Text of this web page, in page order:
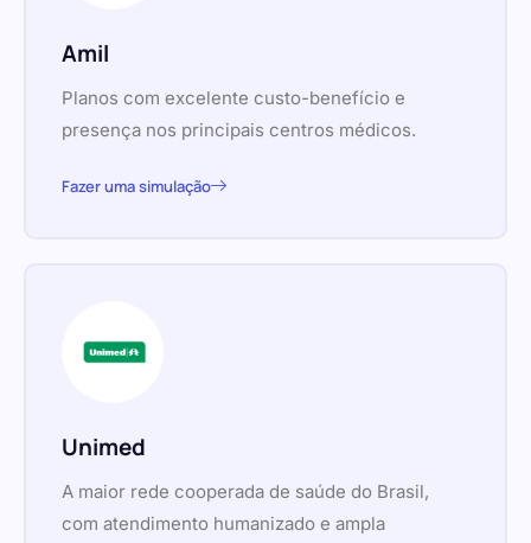
Amil
Planos com excelente custo-benefício e
presença nos principais centros médicos.
Fazer uma simulação
Unimed
A maior rede cooperada de saúde do Brasil,
com atendimento humanizado e ampla